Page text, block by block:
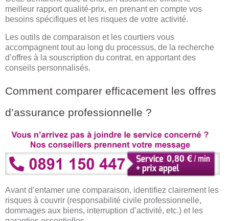
meilleur rapport qualité-prix, en prenant en compte vos
besoins spécifiques et les risques de votre activité.
Les outils de comparaison et les courtiers vous
accompagnent tout au long du processus, de la recherche
d’offres à la souscription du contrat, en apportant des
conseils personnalisés.
Comment comparer efficacement les offres
d’assurance professionnelle ?
Avant d’entamer une comparaison, identifiez clairement les
risques à couvrir (responsabilité civile professionnelle,
dommages aux biens, interruption d’activité, etc.) et les